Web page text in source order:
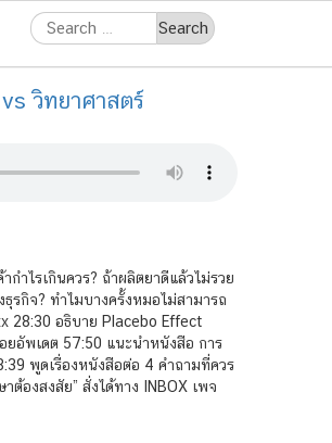
Search
for:
วิทยาศาสตร์
ำไรเกินควร? ถ้าผลิตยาดีแล้วไม่รวย
รกิจ? ทำไมบางครั้งหมอไม่สามารถ
28:30 อธิบาย Placebo Effect
ยอัพเดต 57:50 แนะนำหนังสือ การ
พูดเรื่องหนังสือต่อ 4 คำถามที่ควร
องสงสัย” สั่งได้ทาง INBOX เพจ